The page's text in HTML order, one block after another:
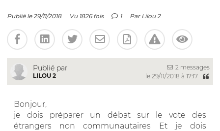
Publié le 29/11/2018 Vu 1826 fois 1 Par Lilou 2
Publié par
LILOU 2
2 messages
le 29/11/2018 à 17:17
Bonjour,
je dois préparer un débat sur le vote des
étrangers non communautaires Et je dois